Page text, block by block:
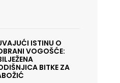
ISTINU O
VOGOŠĆE:
BITKE ZA